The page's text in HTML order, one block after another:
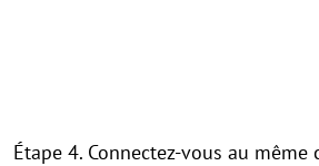
Étape 4. Connectez-vous au même